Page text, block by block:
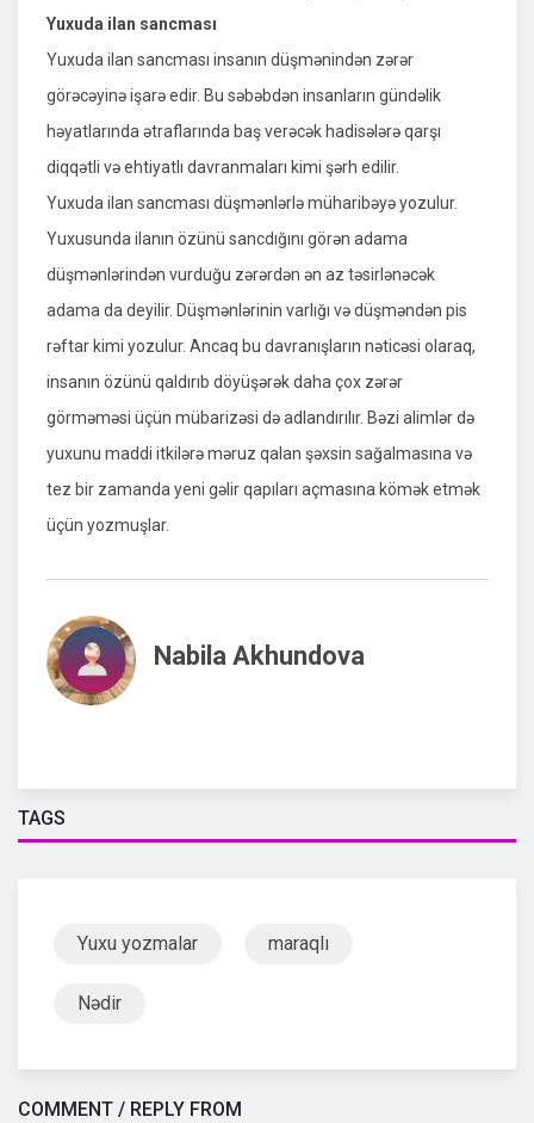
Yuxuda ilan sancması
Yuxuda ilan sancması insanın düşmənindən zərər
görəcəyinə işarə edir. Bu səbəbdən insanların gündəlik
həyatlarında ətraflarında baş verəcək hadisələrə qarşı
diqqətli və ehtiyatlı davranmaları kimi şərh edilir.
Yuxuda ilan sancması düşmənlərlə müharibəyə yozulur.
Yuxusunda ilanın özünü sancdığını görən adama
düşmənlərindən vurduğu zərərdən ən az təsirlənəcək
adama da deyilir. Düşmənlərinin varlığı və düşməndən pis
rəftar kimi yozulur. Ancaq bu davranışların nəticəsi olaraq,
insanın özünü qaldırıb döyüşərək daha çox zərər
görməməsi üçün mübarizəsi də adlandırılır. Bəzi alimlər də
yuxunu maddi itkilərə məruz qalan şəxsin sağalmasına və
tez bir zamanda yeni gəlir qapıları açmasına kömək etmək
üçün yozmuşlar.
Nabila Akhundova
TAGS
Yuxu yozmalar maraqlı
Nədir
COMMENT / REPLY FROM